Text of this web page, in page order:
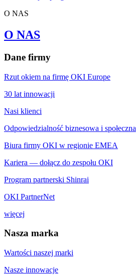
O NAS
O NAS
Dane firmy
Rzut okiem na firmę OKI Europe
30 lat innowacji
Nasi klienci
Odpowiedzialność biznesowa i społeczna
Biura firmy OKI w regionie EMEA
Kariera — dołącz do zespołu OKI
Program partnerski Shinrai
OKI PartnerNet
więcej
Nasza marka
Wartości naszej marki
Nasze innowacje